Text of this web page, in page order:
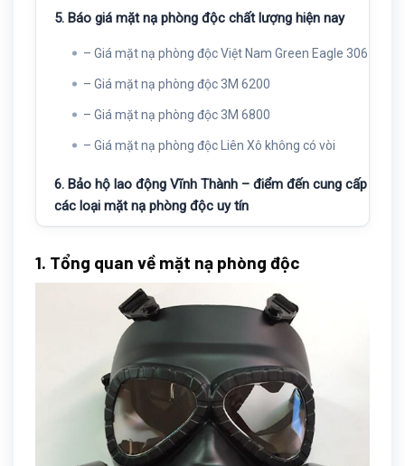
5. Báo giá mặt nạ phòng độc chất lượng hiện nay
– Giá mặt nạ phòng độc Việt Nam Green Eagle 306
– Giá mặt nạ phòng độc 3M 6200
– Giá mặt nạ phòng độc 3M 6800
– Giá mặt nạ phòng độc Liên Xô không có vòi
6. Bảo hộ lao động Vĩnh Thành – điểm đến cung cấp
các loại mặt nạ phòng độc uy tín
1. Tổng quan về mặt nạ phòng độc